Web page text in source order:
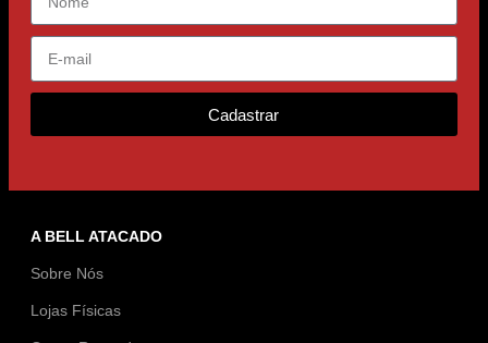
Cadastrar
A BELL ATACADO
Sobre Nós
Lojas Físicas